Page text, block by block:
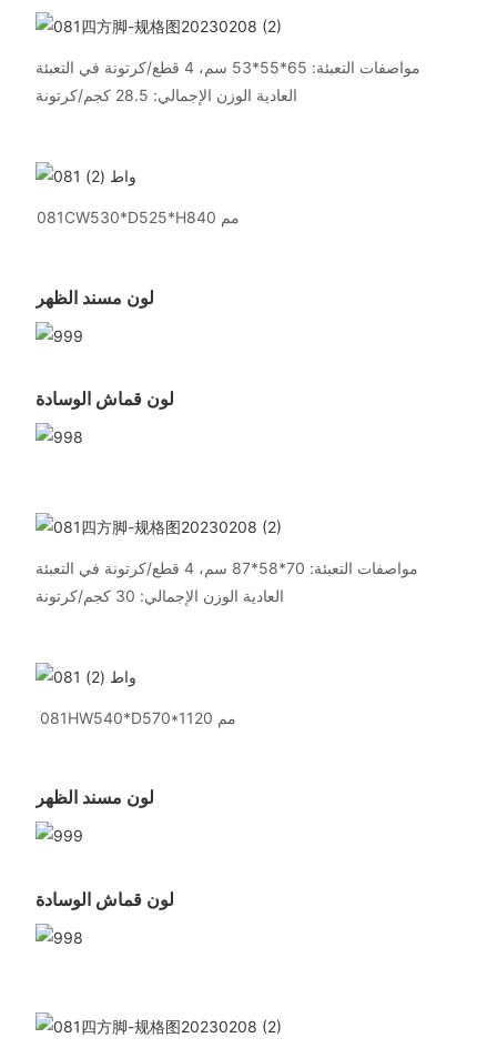
مواصفات التعبئة: 65*55*53 سم، 4 قطع/كرتونة في التعبئة
العادية الوزن الإجمالي: 28.5 كجم/كرتونة
081CW530*D525*H840 مم
لون مسند الظهر
لون قماش الوسادة
مواصفات التعبئة: 70*58*87 سم، 4 قطع/كرتونة في التعبئة
العادية الوزن الإجمالي: 30 كجم/كرتونة
081HW540*D570*1120 مم
لون مسند الظهر
لون قماش الوسادة